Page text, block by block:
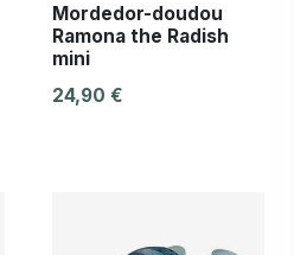
Mordedor-doudou
Ramona the Radish
mini
24,90 €